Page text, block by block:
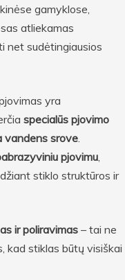
gamyklose,
atliekamas
net sudėtingiausios
yra
specialūs pjovimo
vandens srove.
pjovimu,
stiklo struktūros ir
ir poliravimas– tai ne
kad stiklas būtų visiškai